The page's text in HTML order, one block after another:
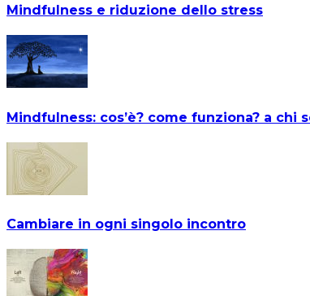
Mindfulness e riduzione dello stress
Mindfulness: cos’è? come funziona? a chi
Cambiare in ogni singolo incontro